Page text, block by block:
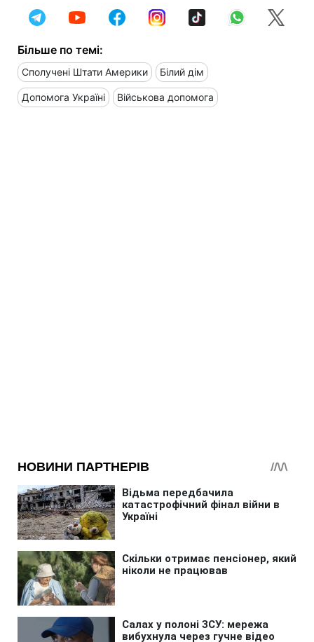
Більше по темі:
Сполучені Штати Америки Білий дім
Допомога Україні Військова допомога